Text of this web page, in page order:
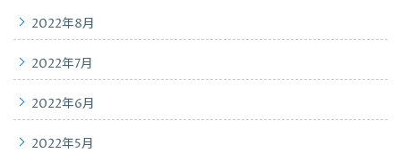
2022年8月
2022年7月
2022年6月
2022年5月